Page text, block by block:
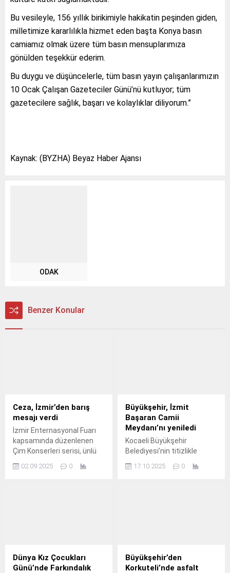
Bu vesileyle, 156 yıllık birikimiyle hakikatin peşinden giden,
milletimize kararlılıkla hizmet eden başta Konya basın
camiamız olmak üzere tüm basın mensuplarımıza
gönülden teşekkür ederim.
Bu duygu ve düşüncelerle, tüm basın yayın çalışanlarımızın
10 Ocak Çalışan Gazeteciler Günü’nü kutluyor; tüm
gazetecilere sağlık, başarı ve kolaylıklar diliyorum.”
Kaynak: (BYZHA) Beyaz Haber Ajansı
ODAK
Benzer Konular
Ceza, İzmir’den barış
mesajı verdi
İzmir Enternasyonal Fuarı
kapsamında düzenlenen
Çim Konserleri serisi, ünlü
devam etti.
02.09.2025 0
Büyükşehir, İzmit
Başaran Camii
Meydanı’nı yeniledi
Kocaeli Büyükşehir
Belediyesi’nin titizlikle
düzenlemesiyle İzmit
17.10.2025 0
Dünya Kız Çocukları
Günü’nde Farkındalık
Büyükşehir’den
Korkuteli’nde asfalt